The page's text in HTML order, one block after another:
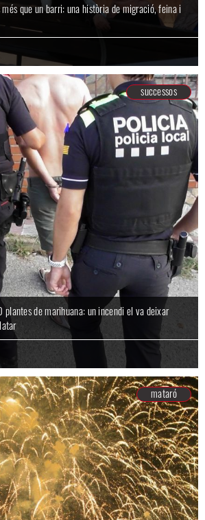
que un barri: una història de migració, feina i
successos
de marihuana: un incendi el va deixar
mataró